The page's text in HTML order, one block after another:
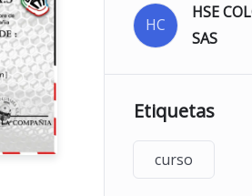
HC
HSE
SAS
Etiquetas
curso